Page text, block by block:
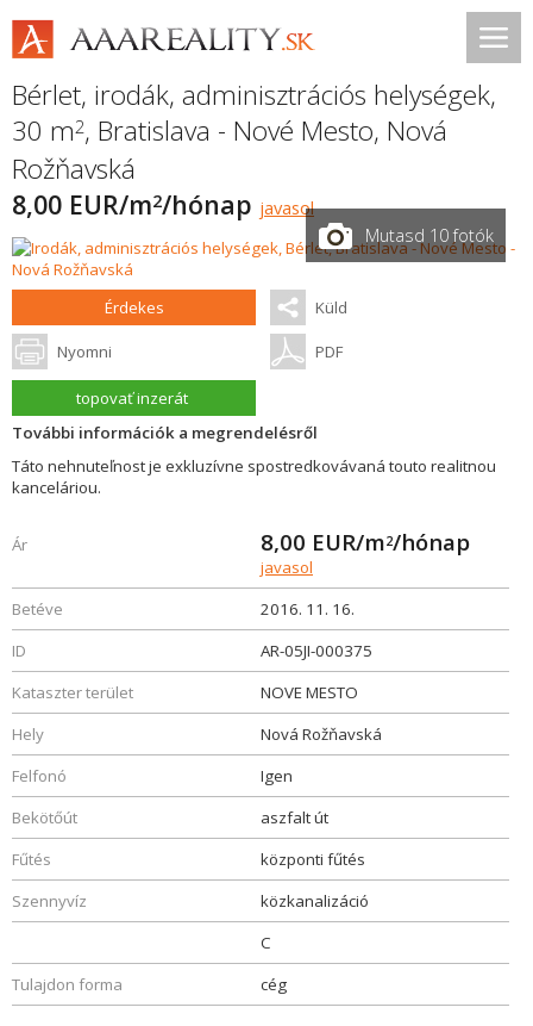
Bérlet, irodák, adminisztrációs helységek,
30 m2, Bratislava - Nové Mesto, Nová
Rožňavská
8,00 EUR/m2/hónap javasol
Mutasd 10 fotók
Érdekes Küld
Nyomni PDF
topovať inzerát
További információk a megrendelésről
Táto nehnuteľnost je exkluzívne spostredkovávaná touto realitnou
kanceláriou.
Ár 8,00 EUR/m2/hónap
javasol
Betéve
2016. 11. 16.
ID
AR-05JI-000375
Kataszter terület
NOVE MESTO
Hely
Nová Rožňavská
Felfonó
Igen
Bekötőút
aszfalt út
Fűtés
központi fűtés
Szennyvíz
közkanalizáció
C
Tulajdon forma
cég